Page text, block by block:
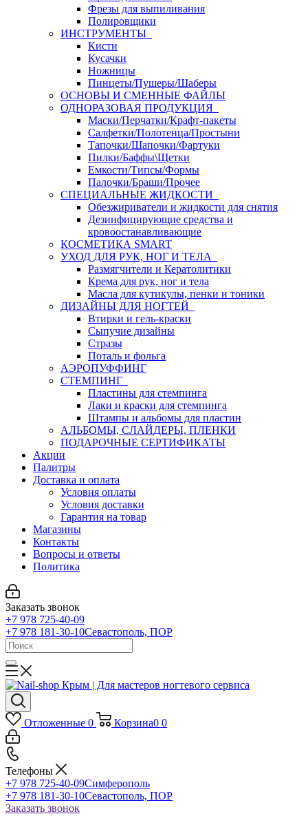
Фрезы для выпиливания
Полировщики
ИНСТРУМЕНТЫ
Кисти
Кусачки
Ножницы
Пинцеты/Пушеры/Шаберы
ОСНОВЫ И СМЕННЫЕ ФАЙЛЫ
ОДНОРАЗОВАЯ ПРОДУКЦИЯ
Маски/Перчатки/Крафт-пакеты
Салфетки/Полотенца/Простыни
Тапочки/Шапочки/Фартуки
Пилки/Баффы\Щетки
Емкости/Типсы/Формы
Палочки/Браши/Прочее
СПЕЦИАЛЬНЫЕ ЖИДКОСТИ
Обезжириватели и жидкости для снятия
Дезинфицирующие средства и
кровоостанавливающие
КОСМЕТИКА SMART
УХОД ДЛЯ РУК, НОГ И ТЕЛА
Размягчители и Кератолитики
Крема для рук, ног и тела
Масла для кутикулы, пенки и тоники
ДИЗАЙНЫ ДЛЯ НОГТЕЙ
Втирки и гель-краски
Сыпучие дизайны
Стразы
Поталь и фольга
АЭРОПУФФИНГ
СТЕМПИНГ
Пластины для стемпинга
Лаки и краски для стемпинга
Штампы и альбомы для пластин
АЛЬБОМЫ, СЛАЙДЕРЫ, ПЛЕНКИ
ПОДАРОЧНЫЕ СЕРТИФИКАТЫ
Акции
Палитры
Доставка и оплата
Условия оплаты
Условия доставки
Гарантия на товар
Магазины
Контакты
Вопросы и ответы
Политика
Заказать звонок
+7 978 725-40-09
+7 978 181-30-10Севастополь, ПОР
Отложенные 0 Корзина0 0
Телефоны
+7 978 725-40-09Симферополь
+7 978 181-30-10Севастополь, ПОР
Заказать звонок